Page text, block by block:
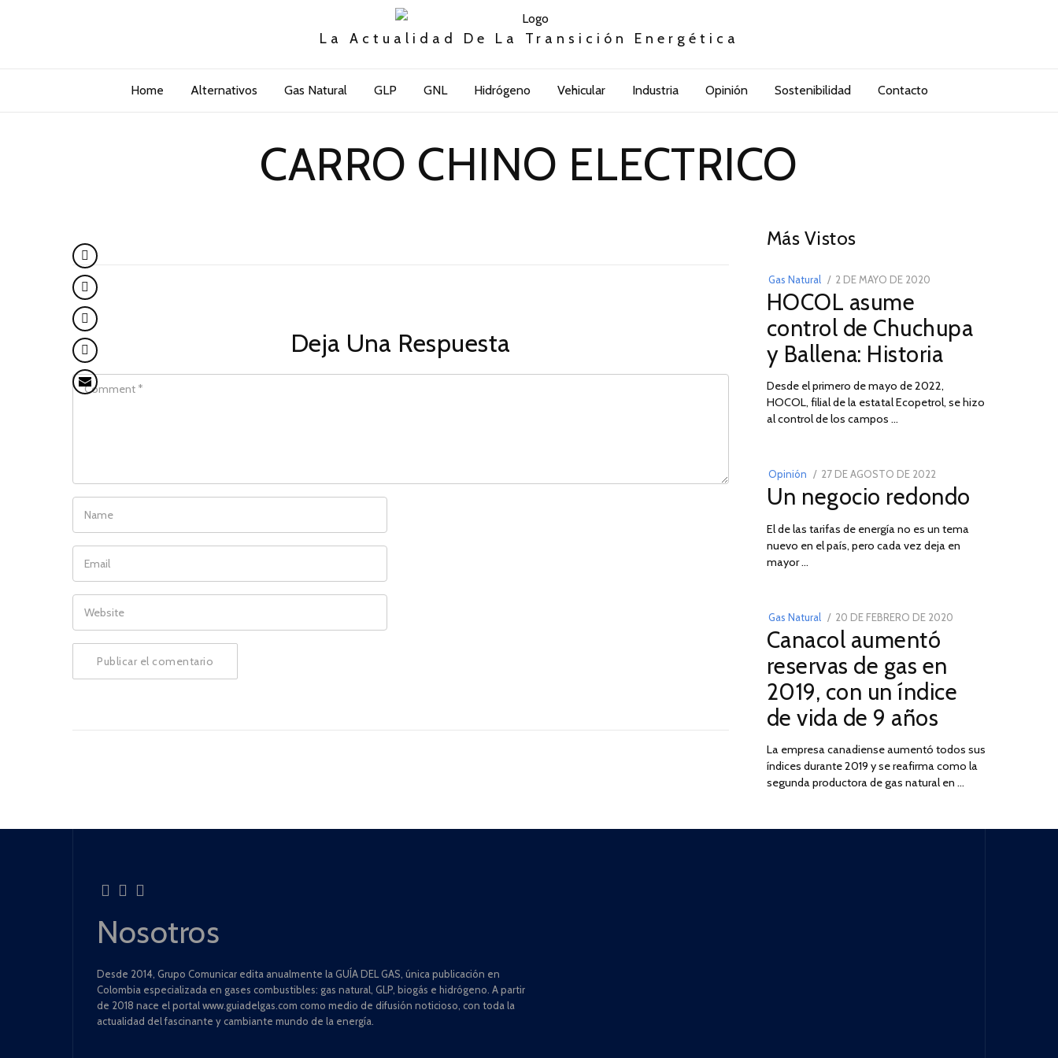
La Actualidad De La Transición Energética
Home Alternativos Gas Natural GLP GNL Hidrógeno Vehicular Industria Opinión Sostenibilidad Contacto
CARRO CHINO ELECTRICO
Deja Una Respuesta
COMMENT
NAME
EMAIL
WEBSITE
Más Vistos
Gas Natural
POSTED
ON
2 DE MAYO DE 2020
DE
2026
HOCOL asume
control de Chuchupa
y Ballena: Historia
Desde el primero de mayo de 2022,
HOCOL, filial de la estatal Ecopetrol, se hizo
al control de los campos …
Opinión
POSTED
ON
27 DE AGOSTO DE 202230
DE
DE
2022
Un negocio redondo
El de las tarifas de energía no es un tema
nuevo en el país, pero cada vez deja en
mayor …
03
Gas Natural
POSTED
ON
20 DE FEBRERO DE 2020
2025
Canacol aumentó
reservas de gas en
2019, con un índice
de vida de 9 años
La empresa canadiense aumentó todos sus
índices durante 2019 y se reafirma como la
segunda productora de gas natural en …
Nosotros
Desde 2014, Grupo Comunicar edita anualmente la GUÍA DEL GAS, única publicación en
Colombia especializada en gases combustibles: gas natural, GLP, biogás e hidrógeno. A partir
de 2018 nace el portal www.guiadelgas.com como medio de difusión noticioso, con toda la
actualidad del fascinante y cambiante mundo de la energía.